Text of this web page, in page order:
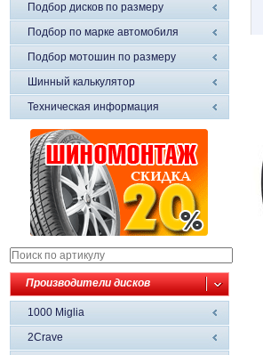
Подбор дисков по размеру
Подбор по марке автомобиля
Подбор мотошин по размеру
Шинный калькулятор
Техническая информация
Производители дисков
1000 Miglia
2Crave